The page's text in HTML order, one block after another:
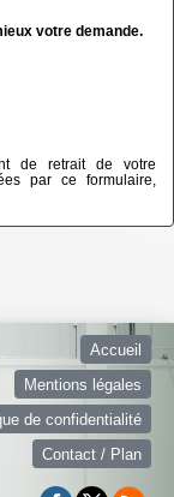
votre demande.
de retrait de votre
par ce formulaire,
Accueil
Mentions légales
de confidentialité
Contact / Plan